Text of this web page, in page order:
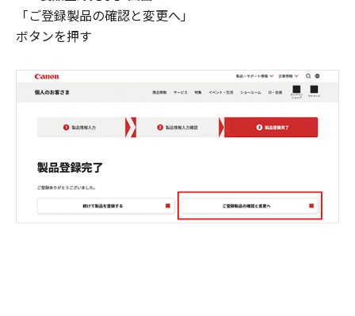
「ご登録製品の確認と変更へ」
ボタンを押す